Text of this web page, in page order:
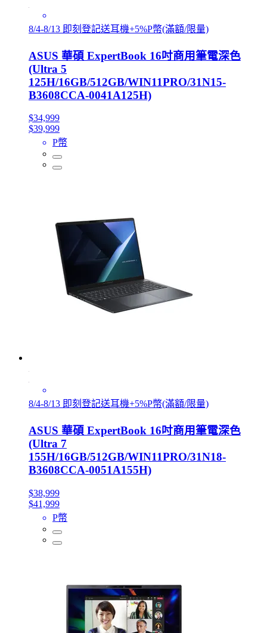
8/4-8/13 即刻登記送耳機+5%P幣(滿額/限量)
ASUS 華碩 ExpertBook 16吋商用筆電深色
(Ultra 5
125H/16GB/512GB/WIN11PRO/31N15-
B3608CCA-0041A125H)
$34,999
$39,999
P幣
8/4-8/13 即刻登記送耳機+5%P幣(滿額/限量)
ASUS 華碩 ExpertBook 16吋商用筆電深色
(Ultra 7
155H/16GB/512GB/WIN11PRO/31N18-
B3608CCA-0051A155H)
$38,999
$41,999
P幣